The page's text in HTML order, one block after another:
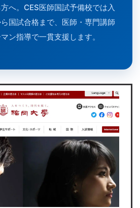
へ。CES医師国試予備校では入
国試合格まで、医師・専門講師
ン指導で一貫支援します。